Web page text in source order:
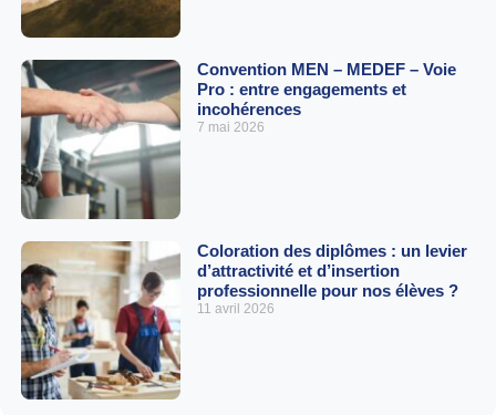
Convention MEN – MEDEF – Voie
Pro : entre engagements et
incohérences
7 mai 2026
Coloration des diplômes : un levier
d’attractivité et d’insertion
professionnelle pour nos élèves ?
11 avril 2026